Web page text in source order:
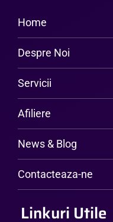
Home
Despre Noi
Servicii
Afiliere
News & Blog
Contacteaza-ne
Linkuri Utile